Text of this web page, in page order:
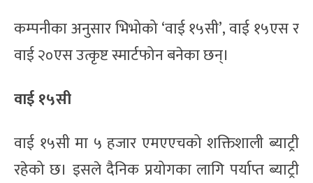
कम्पनीका अनुसार भिभोको ‘वाई १५सी’, वाई १५एस र
वाई २०एस उत्कृष्ट स्मार्टफोन बनेका छन्।
वाई १५सी
वाई १५सी मा ५ हजार एमएएचको शक्तिशाली ब्याट्री
रहेको छ। इसले दैनिक प्रयोगका लागि पर्याप्त ब्याट्री